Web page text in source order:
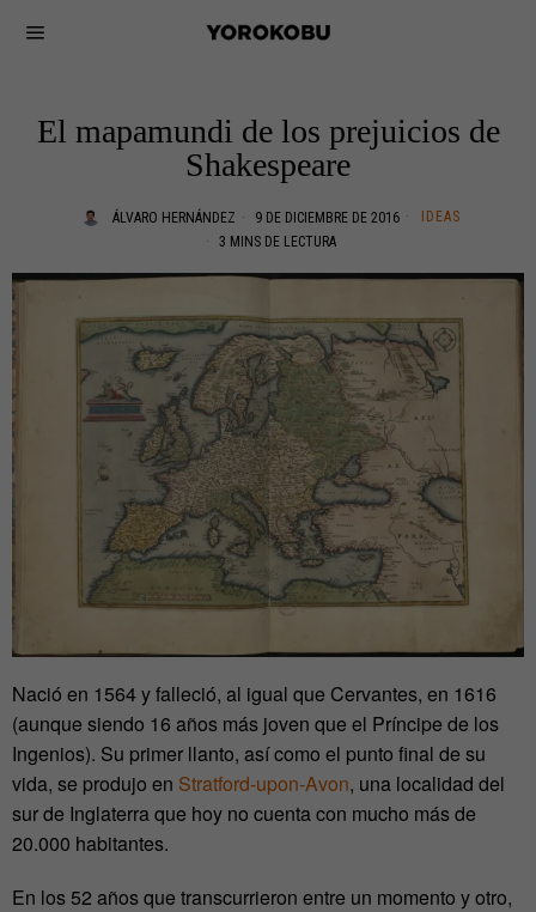
El mapamundi de los prejuicios de
Shakespeare
ÁLVARO HERNÁNDEZ 9 DE DICIEMBRE DE 2016
IDEAS
3 MINS DE LECTURA
Nació en 1564 y falleció, al igual que Cervantes, en 1616
(aunque siendo 16 años más joven que el Príncipe de los
Ingenios). Su primer llanto, así como el punto final de su
vida, se produjo en Stratford-upon-Avon, una localidad del
sur de Inglaterra que hoy no cuenta con mucho más de
20.000 habitantes.
En los 52 años que transcurrieron entre un momento y otro,